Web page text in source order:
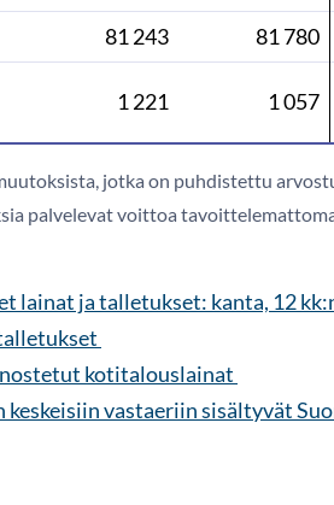
81 243 81 780
1 221 1 057
jotka on puhdistettu
palvelevat voittoa
lainat ja talletukset: kanta, 12
kotitalouslainat
keskeisiin vastaeriin sisältyvät